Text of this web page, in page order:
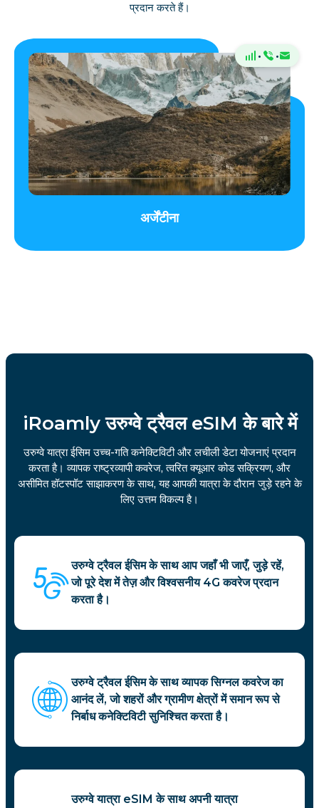
प्रदान करते हैं।
· ·
अर्जेंटीना
iRoamly उरुग्वे ट्रैवल eSIM के बारे में
उरुग्वे यात्रा ईसिम उच्च-गति कनेक्टिविटी और लचीली डेटा योजनाएं प्रदान
करता है। व्यापक राष्ट्रव्यापी कवरेज, त्वरित क्यूआर कोड सक्रियण, और
असीमित हॉटस्पॉट साझाकरण के साथ, यह आपकी यात्रा के दौरान जुड़े रहने के
लिए उत्तम विकल्प है।
उरुग्वे ट्रैवल ईसिम के साथ आप जहाँ भी जाएँ, जुड़े रहें,
जो पूरे देश में तेज़ और विश्वसनीय 4G कवरेज प्रदान
करता है।
उरुग्वे ट्रैवल ईसिम के साथ व्यापक सिग्नल कवरेज का
आनंद लें, जो शहरों और ग्रामीण क्षेत्रों में समान रूप से
निर्बाध कनेक्टिविटी सुनिश्चित करता है।
उरुग्वे यात्रा eSIM के साथ अपनी यात्रा